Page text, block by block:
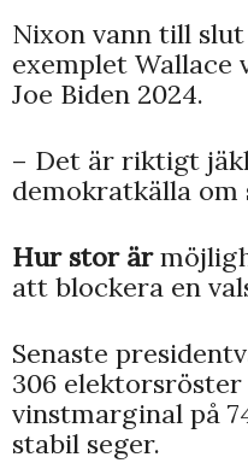
Nixon vann till
exemplet Wallace
Joe Biden 2024.
– Det är riktigt
demokratkälla om
Hur stor är
att blockera en
Senaste
306
vinstmarginal på
stabil seger.